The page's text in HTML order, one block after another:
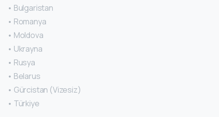
• Bulgaristan
• Romanya
• Moldova
• Ukrayna
• Rusya
• Belarus
• Gürcistan (Vizesiz)
• Türkiye